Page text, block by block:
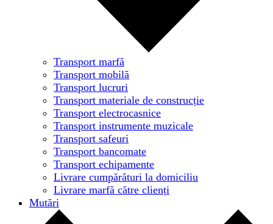
Transport marfă
Transport mobilă
Transport lucruri
Transport materiale de construcție
Transport electrocasnice
Transport instrumente muzicale
Transport safeuri
Transport bancomate
Transport echipamente
Livrare cumpărături la domiciliu
Livrare marfă către clienți
Mutări